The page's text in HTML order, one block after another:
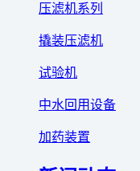
压滤机系列
撬装压滤机
试验机
中水回用设备
加药装置